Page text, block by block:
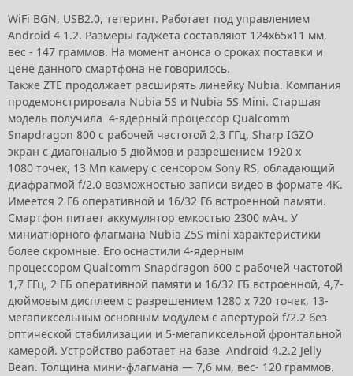
WiFi BGN, USB2.0, тетеринг. Работает под управлением
Android 4 1.2. Размеры гаджета составляют 124х65х11 мм,
вес - 147 граммов. На момент анонса о сроках поставки и
цене данного смартфона не говорилось.
Также ZTE продолжает расширять линейку Nubia. Компания
продемонстрировала Nubia 5S и Nubia 5S Mini. Старшая
модель получила 4-ядерный процессор Qualcomm
Snapdragon 800 с рабочей частотой 2,3 ГГц, Sharp IGZO
экран с диагональю 5 дюймов и разрешением 1920 х
1080 точек, 13 Мп камеру с сенсором Sony RS, обладающий
диафрагмой f/2.0 возможностью записи видео в формате 4K.
Имеется 2 Гб оперативной и 16/32 Гб встроенной памяти.
Смартфон питает аккумулятор емкостью 2300 мАч. У
миниатюрного флагмана Nubia Z5S mini характеристики
более скромные. Его оснастили 4-ядерным
процессором Qualcomm Snapdragon 600 с рабочей частотой
1,7 ГГц, 2 ГБ оперативной памяти и 16/32 ГБ встроенной, 4,7-
дюймовым дисплеем с разрешением 1280 х 720 точек, 13-
мегапиксельным основным модулем с апертурой f/2.2 без
оптической стабилизации и 5-мегапиксельной фронтальной
камерой. Устройство работает на базе Android 4.2.2 Jelly
Bean. Толщина мини-флагмана — 7,6 мм, вес- 120 граммов.